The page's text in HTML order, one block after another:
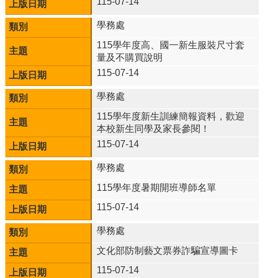
校
務
E
化
斗
南
高
中
粉
絲
頁
課
程
計
畫
新
生
專
區
學務處
115學年度高、國一新生服裝尺寸套
量及不購買說明
115-07-14
學務處
115學年度新生訓練簡報資料，歡迎
本校新生同學及家長參閱！
115-07-14
學務處
115學年度暑期開班導師名單
115-07-14
學務處
文化部防制藝文票券詐騙宣導圖卡
115-07-14